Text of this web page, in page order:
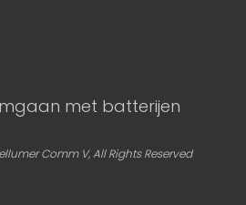
met batterijen
Comm V, All Rights Reserved